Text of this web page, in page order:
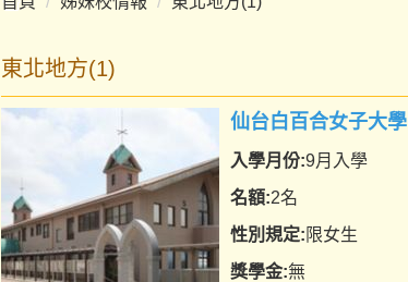
東北地方(1)
仙台白百合女子大學
入學月份:9月入學
名額:2名
性別規定: 限女生
獎學金:無